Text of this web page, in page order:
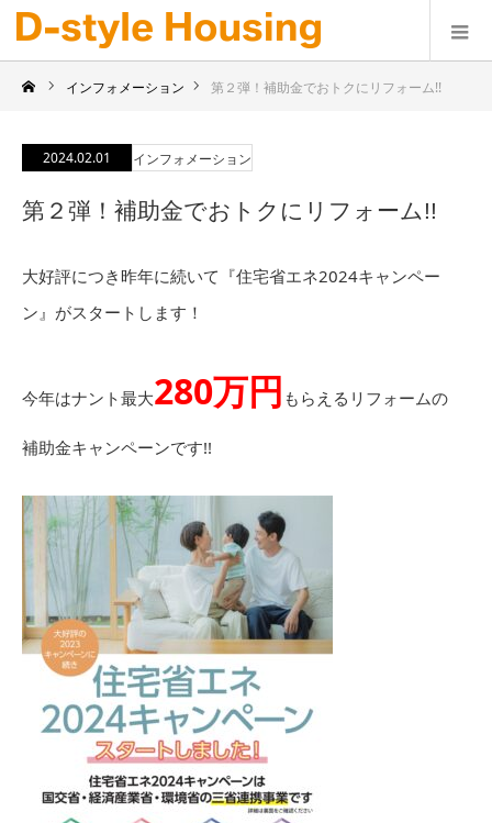
インフォメーション 第２弾！補助金でおトクにリフォーム!!
2024.02.01 インフォメーション
第２弾！補助金でおトクにリフォーム!!
大好評につき昨年に続いて『住宅省エネ2024キャンペー
ン』がスタートします！
今年はナント最大280万円 もらえるリフォームの
補助金キャンペーンです!!